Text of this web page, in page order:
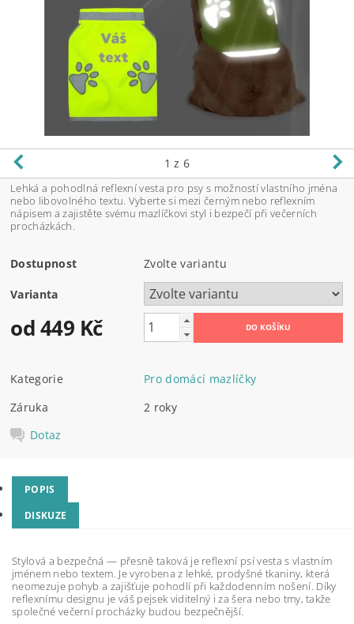
1 z 6
Lehká a pohodlná reflexní vesta pro psy s možností vlastního jména
nebo libovolného textu. Vyberte si mezi černým nebo reflexním
nápisem a zajistěte svému mazlíčkovi styl i bezpečí při večerních
procházkách.
Dostupnost Zvolte variantu
Varianta
od 449 Kč
Kategorie
Pro domácí mazlíčky
Záruka
2 roky
Dotaz
POPIS
DISKUZE
Stylová a bezpečná — přesně taková je reflexní psí vesta s vlastním
jménem nebo textem. Je vyrobena z lehké, prodyšné tkaniny, která
neomezuje pohyb a zajišťuje pohodlí při každodenním nošení. Díky
reflexnímu designu je váš pejsek viditelný i za šera nebo tmy, takže
společné večerní procházky budou bezpečnější.